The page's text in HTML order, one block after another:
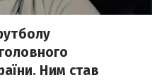
Ним став